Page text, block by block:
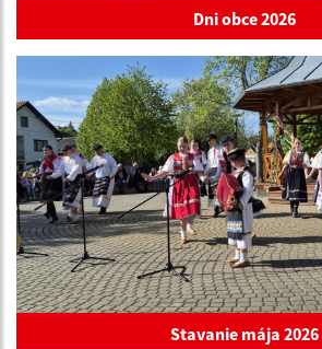
Dni obce 2026
Stavanie mája 2026